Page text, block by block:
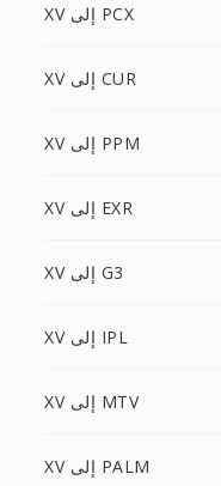
XV إلى PCX
XV إلى CUR
XV إلى PPM
XV إلى EXR
XV إلى G3
XV إلى IPL
XV إلى MTV
XV إلى PALM